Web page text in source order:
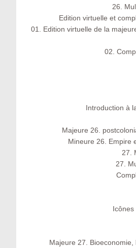
26.
Edition virtuelle et
01. Edition virtuelle de la
02.
Introduction à
Majeure 26.
Mineure 26. Empire
27.
27.
Icônes
Majeure 27.